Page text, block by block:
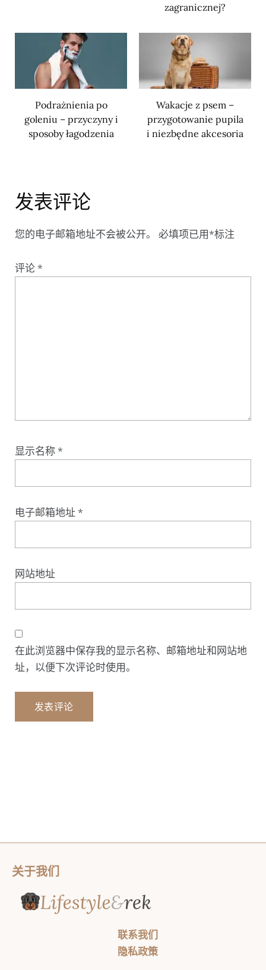
zagranicznej?
Podrażnienia po
goleniu – przyczyny i
sposoby łagodzenia
Wakacje z psem –
przygotowanie pupila
i niezbędne akcesoria
发表评论
您的电子邮箱地址不会被公开。 必填项已用*标注
评论*
显示名称 *
电子邮箱地址 *
网站地址
在此浏览器中保存我的显示名称、邮箱地址和网站地
址，以便下次评论时使用。
关于我们
联系我们
隐私政策